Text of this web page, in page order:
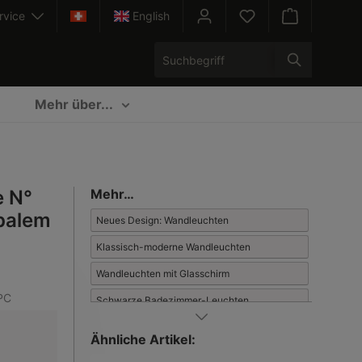
English
Mehr über...
N°
Mehr…
Neues Design: Wandleuchten
Klassisch-moderne Wandleuchten
Wandleuchten mit Glasschirm
Schwarze Badezimmer-Leuchten
Ähnliche Artikel: